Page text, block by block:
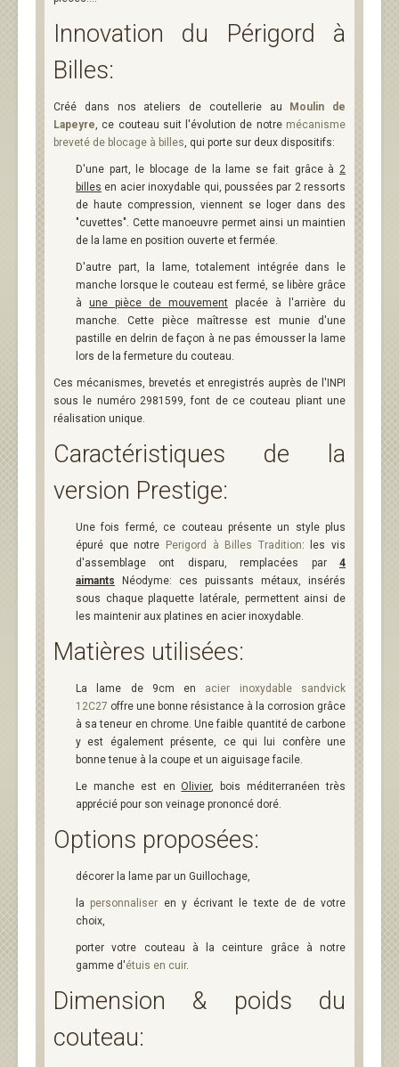
Innovation du Périgord à
Billes:
Créé dans nos ateliers de coutellerie au
Moulin de
Lapeyre, ce couteau suit l'évolution de notre mécanisme
breveté de blocage à billes, qui porte sur deux dispositifs:
D'une part, le blocage de la lame se fait grâce à 2
billes en acier inoxydable qui, poussées par 2 ressorts
de haute compression, viennent se loger dans des
"cuvettes". Cette manoeuvre permet ainsi un maintien
de la lame en position ouverte et fermée.
D'autre part, la lame, totalement intégrée dans le
manche lorsque le couteau est fermé, se libère grâce
à une pièce de mouvement placée à l'arrière du
manche. Cette pièce maîtresse est munie d'une
pastille en delrin de façon à ne pas émousser la lame
lors de la fermeture du couteau.
Ces mécanismes, brevetés et enregistrés auprès de l'INPI
sous le numéro 2981599, font de ce couteau pliant une
réalisation unique.
Caractéristiques de la
version Prestige:
Une fois fermé, ce couteau présente un style plus
épuré que notre
Perigord à Billes Tradition: les vis
d'assemblage ont disparu, remplacées par 4
aimants Néodyme: ces puissants métaux, insérés
sous chaque plaquette latérale, permettent ainsi de
les maintenir aux platines en acier inoxydable.
Matières utilisées:
La lame de 9cm en acier inoxydable sandvick
12C27 offre une bonne résistance à la corrosion grâce
à sa teneur en chrome. Une faible quantité de carbone
y est également présente, ce qui lui confère une
bonne tenue à la coupe et un aiguisage facile.
Le manche est enOlivier, bois méditerranéen très
apprécié pour son veinage prononcé doré.
Options proposées:
décorer la lame par un Guillochage,
la personnaliser en y écrivant le texte de de votre
choix,
porter votre couteau à la ceinture grâce à notre
gamme d'étuis en cuir.
Dimension & poids du
couteau: